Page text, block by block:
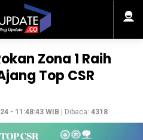
Zona 1 Raih
Top CSR
- 11:48:43 WIB | Dibaca: 4318